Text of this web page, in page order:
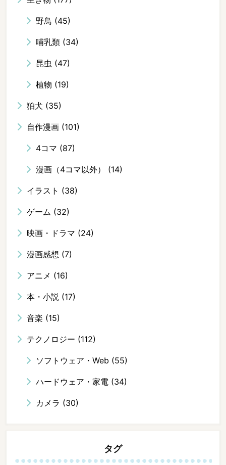
野鳥 (45)
哺乳類 (34)
昆虫 (47)
植物 (19)
狛犬 (35)
自作漫画 (101)
4コマ (87)
漫画（4コマ以外） (14)
イラスト (38)
ゲーム (32)
映画・ドラマ (24)
漫画感想 (7)
アニメ (16)
本・小説 (17)
音楽 (15)
テクノロジー (112)
ソフトウェア・Web (55)
ハードウェア・家電 (34)
カメラ (30)
タグ